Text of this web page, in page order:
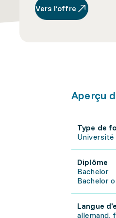
Vers l’offre
Aperçu
Type de
Université
Diplôme
Bachelor
Bachelor
Langue
allemand,